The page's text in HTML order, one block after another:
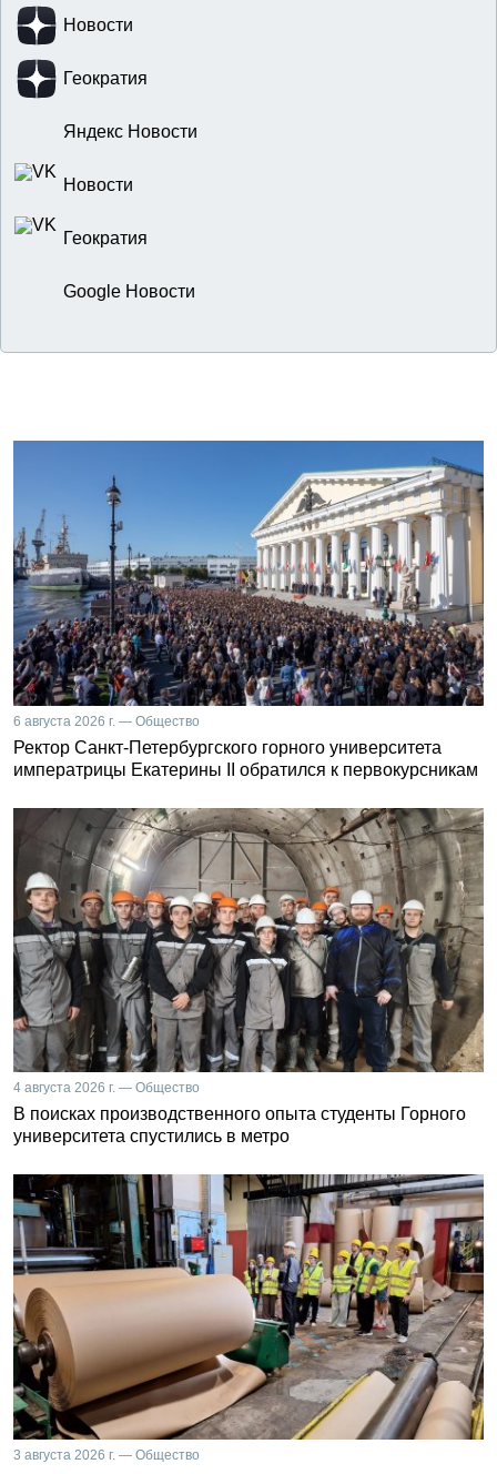
Новости
Геократия
Яндекс Новости
Новости
Геократия
Google Новости
6 августа 2026 г. — Общество
Ректор Санкт-Петербургского горного университета
императрицы Екатерины II обратился к первокурсникам
4 августа 2026 г. — Общество
В поисках производственного опыта студенты Горного
университета спустились в метро
3 августа 2026 г. — Общество